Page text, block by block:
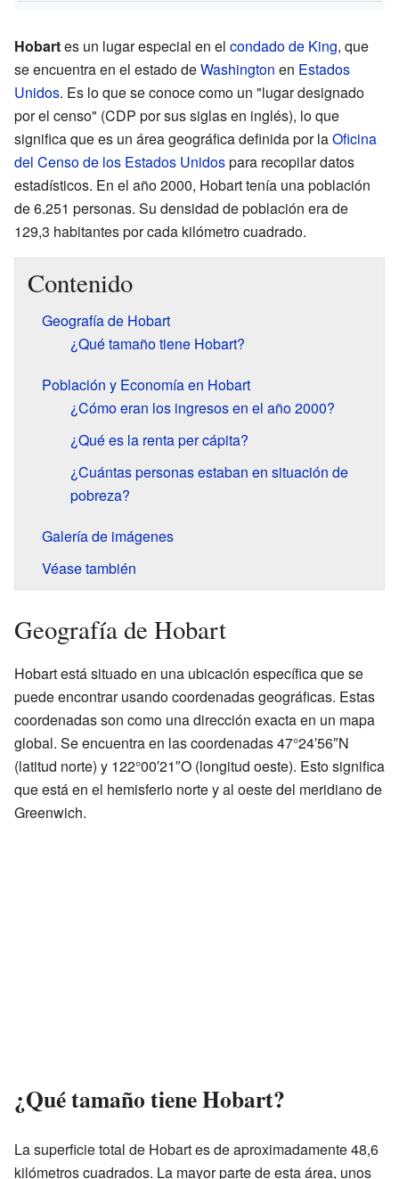
Hobartes un lugar especial en el condado de King, que
se encuentra en el estado deWashington en Estados
Unidos. Es lo que se conoce como un "lugar designado
por el censo" (CDP por sus siglas en inglés), lo que
significa que es un área geográfica definida por laOficina
del Censo de los Estados Unidospara recopilar datos
estadísticos. En el año 2000, Hobart tenía una población
de 6.251 personas. Su densidad de población era de
129,3 habitantes por cada kilómetro cuadrado.
Contenido
Geografía de Hobart
¿Qué tamaño tiene Hobart?
Población y Economía en Hobart
¿Cómo eran los ingresos en el año 2000?
¿Qué es la renta per cápita?
¿Cuántas personas estaban en situación de
pobreza?
Galería de imágenes
Véase también
Geografía de Hobart
Hobart está situado en una ubicación específica que se
puede encontrar usando coordenadas geográficas. Estas
coordenadas son como una dirección exacta en un mapa
global. Se encuentra en las coordenadas 47°24′56″N
(latitud norte) y 122°00′21″O (longitud oeste). Esto significa
que está en el hemisferio norte y al oeste del meridiano de
Greenwich.
¿Qué tamaño tiene Hobart?
La superficie total de Hobart es de aproximadamente 48,6
kilómetros cuadrados. La mayor parte de esta área, unos